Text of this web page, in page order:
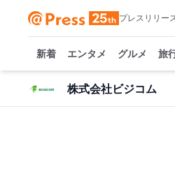
プレスリリー
新着 エンタメ グルメ 旅
株式会社ビジコム